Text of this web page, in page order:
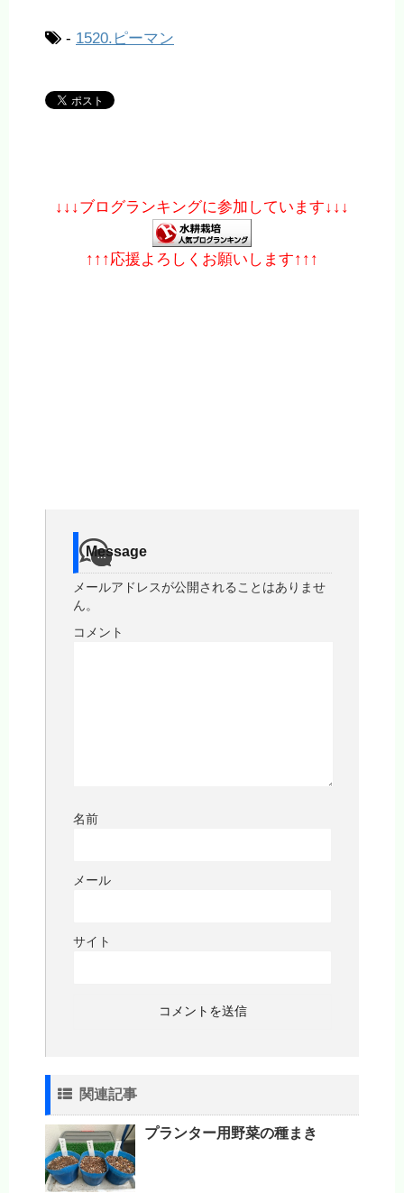
- 1520.ピーマン
↓↓↓ブログランキングに参加しています↓↓↓
↑↑↑応援よろしくお願いします↑↑↑
Message
メールアドレスが公開されることはありませ
ん。
コメント
名前
メール
サイト
関連記事
プランター用野菜の種まき